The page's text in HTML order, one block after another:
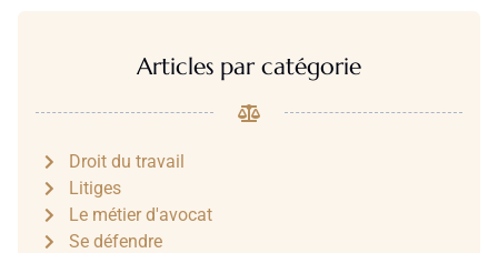
Articles par catégorie
Droit du travail
Litiges
Le métier d'avocat
Se défendre